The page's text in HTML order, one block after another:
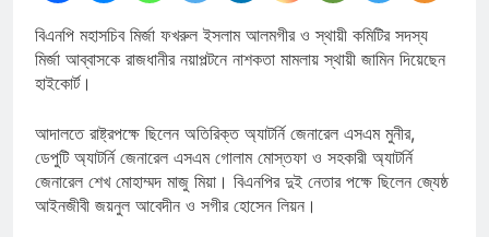
বিএনপি মহাসচিব মির্জা ফখরুল ইসলাম আলমগীর ও স্থায়ী কমিটির সদস্য
মির্জা আব্বাসকে রাজধানীর নয়াপল্টনে নাশকতা মামলায় স্থায়ী জামিন দিয়েছেন
হাইকোর্ট।
আদালতে রাষ্ট্রপক্ষে ছিলেন অতিরিক্ত অ্যাটর্নি জেনারেল এসএম মুনীর,
ডেপুটি অ্যাটর্নি জেনারেল এসএম গোলাম মোস্তফা ও সহকারী অ্যাটর্নি
জেনারেল শেখ মোহাম্মদ মাজু মিয়া। বিএনপির দুই নেতার পক্ষে ছিলেন জ্যেষ্ঠ
আইনজীবী জয়নুল আবেদীন ও সগীর হোসেন লিয়ন।